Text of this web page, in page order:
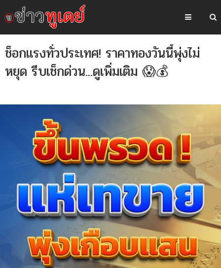
ช็อกแรงทั่วประเทศ! ราคาทองวันนี้พุ่งไม่
หยุด รีบเช็กด่วน...ดูเพิ่มเติม 😱💰